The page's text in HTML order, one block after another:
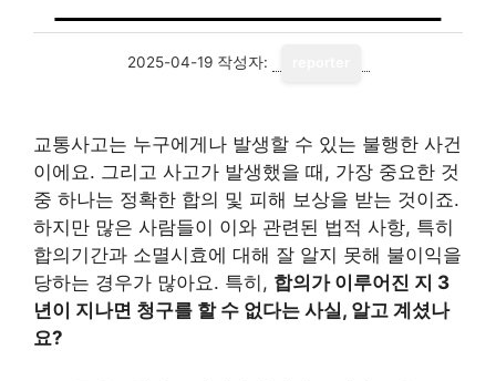
2025-04-19 작성자:
교통사고는 누구에게나 발생할 수 있는 불행한 사건
이에요. 그리고 사고가 발생했을 때, 가장 중요한 것
중 하나는 정확한 합의 및 피해 보상을 받는 것이죠.
하지만 많은 사람들이 이와 관련된 법적 사항, 특히
합의기간과 소멸시효에 대해 잘 알지 못해 불이익을
당하는 경우가 많아요. 특히, 합의가 이루어진 지 3
년이 지나면 청구를 할 수 없다는 사실, 알고 계셨나
요?